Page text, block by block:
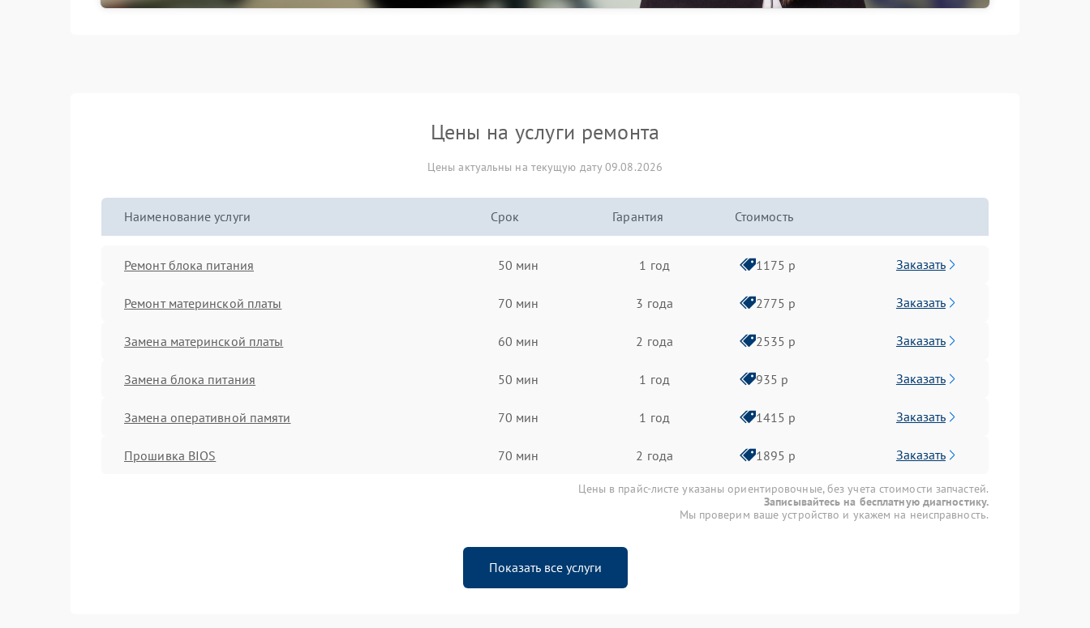
Цены на услуги ремонта
Цены актуальны на текущую дату 09.08.2026
Наименование услуги Срок Гарантия Стоимость
Ремонт блока питания 50 мин 1 год 1175 р Заказать
Ремонт материнской платы 70 мин 3 года 2775 р Заказать
Замена материнской платы 60 мин 2 года 2535 р Заказать
Замена блока питания 50 мин 1 год 935 р Заказать
Замена оперативной памяти 70 мин 1 год 1415 р Заказать
Прошивка BIOS 70 мин 2 года 1895 р Заказать
Цены в прайс-листе указаны ориентировочные, без учета стоимости запчастей.
Записывайтесь на бесплатную диагностику.
Мы проверим ваше устройство и укажем на неисправность.
Показать все услуги